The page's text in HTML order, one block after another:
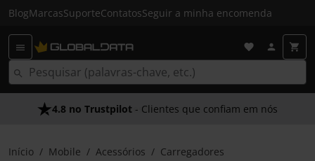
BlogMarcasSuporteContatosSeguir a minha encomenda
4.8 no Trustpilot - Clientes que confiam em nós
Início Mobile Acessórios Carregadores